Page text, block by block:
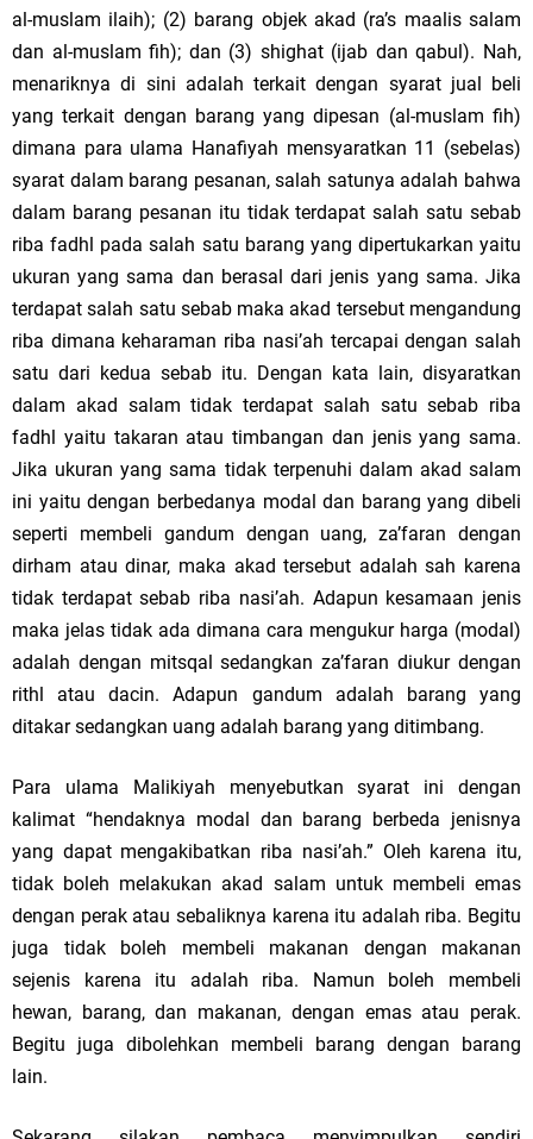
al-muslam ilaih); (2) barang objek akad (ra’s maalis salam
dan al-muslam fih); dan (3) shighat (ijab dan qabul). Nah,
menariknya di sini adalah terkait dengan syarat jual beli
yang terkait dengan barang yang dipesan (al-muslam fih)
dimana para ulama Hanafiyah mensyaratkan 11 (sebelas)
syarat dalam barang pesanan, salah satunya adalah bahwa
dalam barang pesanan itu tidak terdapat salah satu sebab
riba fadhl pada salah satu barang yang dipertukarkan yaitu
ukuran yang sama dan berasal dari jenis yang sama. Jika
terdapat salah satu sebab maka akad tersebut mengandung
riba dimana keharaman riba nasi’ah tercapai dengan salah
satu dari kedua sebab itu. Dengan kata lain, disyaratkan
dalam akad salam tidak terdapat salah satu sebab riba
fadhl yaitu takaran atau timbangan dan jenis yang sama.
Jika ukuran yang sama tidak terpenuhi dalam akad salam
ini yaitu dengan berbedanya modal dan barang yang dibeli
seperti membeli gandum dengan uang, za’faran dengan
dirham atau dinar, maka akad tersebut adalah sah karena
tidak terdapat sebab riba nasi’ah. Adapun kesamaan jenis
maka jelas tidak ada dimana cara mengukur harga (modal)
adalah dengan mitsqal sedangkan za’faran diukur dengan
rithl atau dacin. Adapun gandum adalah barang yang
ditakar sedangkan uang adalah barang yang ditimbang.
Para ulama Malikiyah menyebutkan syarat ini dengan
kalimat “hendaknya modal dan barang berbeda jenisnya
yang dapat mengakibatkan riba nasi’ah.” Oleh karena itu,
tidak boleh melakukan akad salam untuk membeli emas
dengan perak atau sebaliknya karena itu adalah riba. Begitu
juga tidak boleh membeli makanan dengan makanan
sejenis karena itu adalah riba. Namun boleh membeli
hewan, barang, dan makanan, dengan emas atau perak.
Begitu juga dibolehkan membeli barang dengan barang
lain.